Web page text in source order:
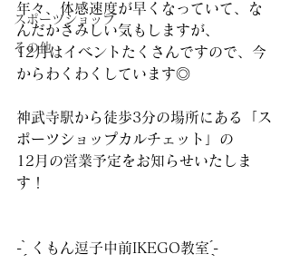
スポーツショップ
その他
年々、体感速度が早くなっていて、な
んだかさみしい気もしますが、
12月はイベントたくさんですので、今
からわくわくしています◎
神武寺駅から徒歩3分の場所にある「ス
ポーツショップカルチェット」の
12月の営業予定をお知らせいたしま
す！
‪- ̗̀ くもん逗子中前IKEGO教室 ̖́-‬